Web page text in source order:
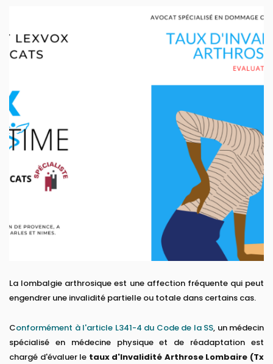
La lombalgie arthrosique est une affection fréquente qui peut
engendrer une invalidité partielle ou totale dans certains cas.
Conformément à l'article L341-4 du Code de la SS, un médecin
spécialisé en médecine physique et de réadaptation est
chargé d'évaluer le taux d'Invalidité Arthrose Lombaire (Tx